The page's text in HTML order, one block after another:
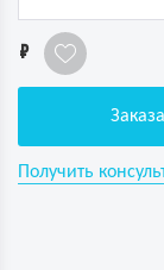
1
Получить